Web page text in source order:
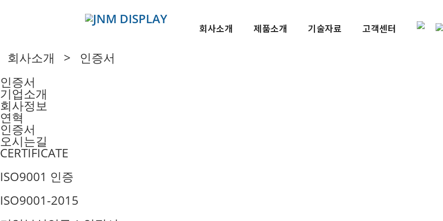
회사소개 제품소개 기술자료 고객센터
회사소개 > 인증서
인증서
기업소개
회사정보
연혁
인증서
오시는길
CERTIFICATE
ISO9001 인증
ISO9001-2015